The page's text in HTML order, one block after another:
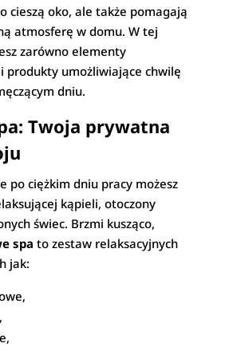
cieszą oko, ale także pomagają
atmosferę w domu. W tej
zarówno elementy
produkty umożliwiające chwilę
dniu.
Twoja prywatna
po ciężkim dniu pracy możesz
kąpieli, otoczony
świec. Brzmi kusząco,
spa to zestaw relaksacyjnych
jak: